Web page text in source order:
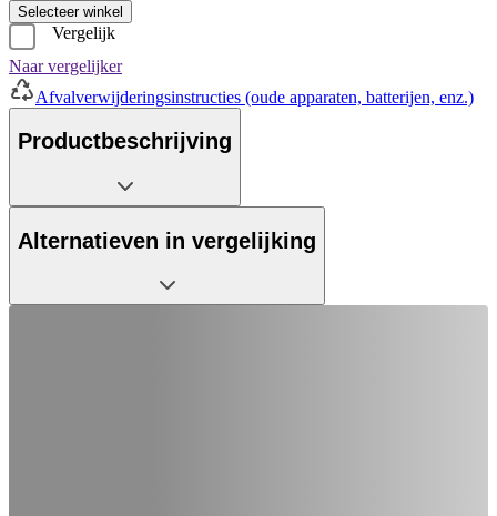
Selecteer winkel
Vergelijk
Naar vergelijker
Afvalverwijderingsinstructies (oude apparaten, batterijen, enz.)
Productbeschrijving
Alternatieven in vergelijking